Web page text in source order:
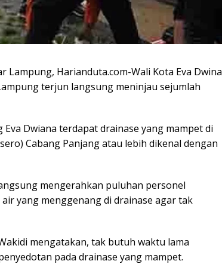
Lampung, Harianduta.com-Wali Kota Eva Dwina
terjun langsung meninjau sejumlah
Dwiana terdapat drainase yang mampet di
Cabang Panjang atau lebih dikenal dengan
mengerahkan puluhan personel
yang menggenang di drainase agar tak
mengatakan, tak butuh waktu lama
pada drainase yang mampet.